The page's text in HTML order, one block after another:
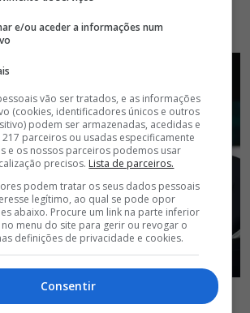
e/ou aceder a informações num
vão ser tratados, e as informações
(cookies, identificadores únicos e outros
podem ser armazenadas, acedidas e
parceiros ou usadas especificamente
e os nossos parceiros podemos usar
precisos. Lista de parceiros.
podem tratar os seus dados pessoais
legítimo, ao qual se pode opor
abaixo. Procure um link na parte inferior
menu do site para gerir ou revogar o
definições de privacidade e cookies.
Consentir